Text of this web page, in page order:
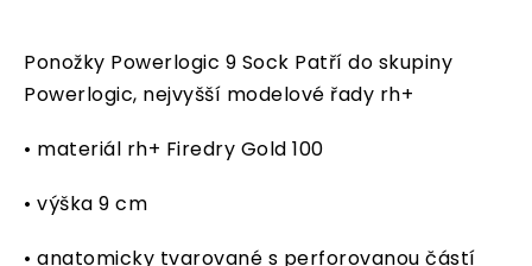
Ponožky Powerlogic 9 Sock Patří do skupiny
Powerlogic, nejvyšší modelové řady rh+
• materiál rh+ Firedry Gold 100
• výška 9 cm
• anatomicky tvarované s perforovanou částí